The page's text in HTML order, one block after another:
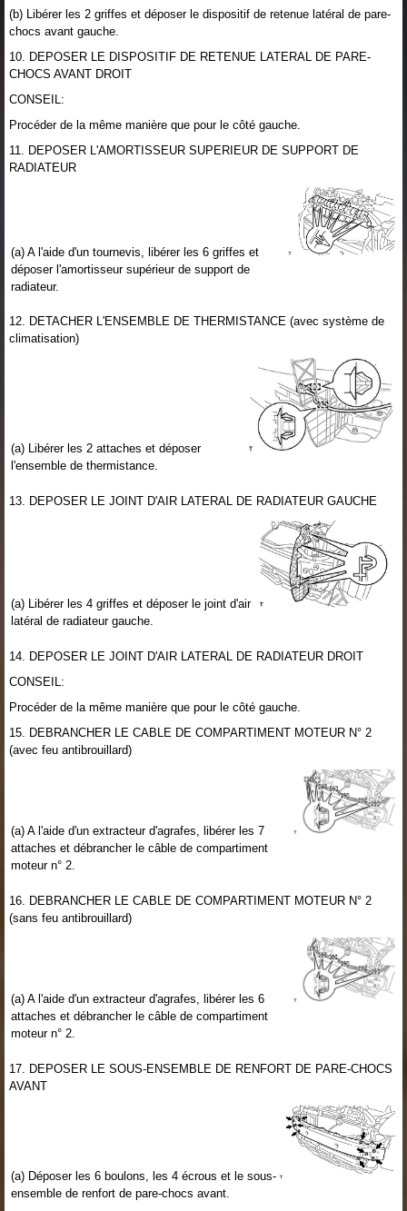
(b) Libérer les 2 griffes et déposer le dispositif de retenue latéral de pare-
chocs avant gauche.
10. DEPOSER LE DISPOSITIF DE RETENUE LATERAL DE PARE-
CHOCS AVANT DROIT
CONSEIL:
Procéder de la même manière que pour le côté gauche.
11. DEPOSER L'AMORTISSEUR SUPERIEUR DE SUPPORT DE
RADIATEUR
(a) A l'aide d'un tournevis, libérer les 6 griffes et
déposer l'amortisseur supérieur de support de
radiateur.
12. DETACHER L'ENSEMBLE DE THERMISTANCE (avec système de
climatisation)
(a) Libérer les 2 attaches et déposer
l'ensemble de thermistance.
13. DEPOSER LE JOINT D'AIR LATERAL DE RADIATEUR GAUCHE
(a) Libérer les 4 griffes et déposer le joint d'air
latéral de radiateur gauche.
14. DEPOSER LE JOINT D'AIR LATERAL DE RADIATEUR DROIT
CONSEIL:
Procéder de la même manière que pour le côté gauche.
15. DEBRANCHER LE CABLE DE COMPARTIMENT MOTEUR N° 2
(avec feu antibrouillard)
(a) A l'aide d'un extracteur d'agrafes, libérer les 7
attaches et débrancher le câble de compartiment
moteur n° 2.
16. DEBRANCHER LE CABLE DE COMPARTIMENT MOTEUR N° 2
(sans feu antibrouillard)
(a) A l'aide d'un extracteur d'agrafes, libérer les 6
attaches et débrancher le câble de compartiment
moteur n° 2.
17. DEPOSER LE SOUS-ENSEMBLE DE RENFORT DE PARE-CHOCS
AVANT
(a) Déposer les 6 boulons, les 4 écrous et le sous-
ensemble de renfort de pare-chocs avant.